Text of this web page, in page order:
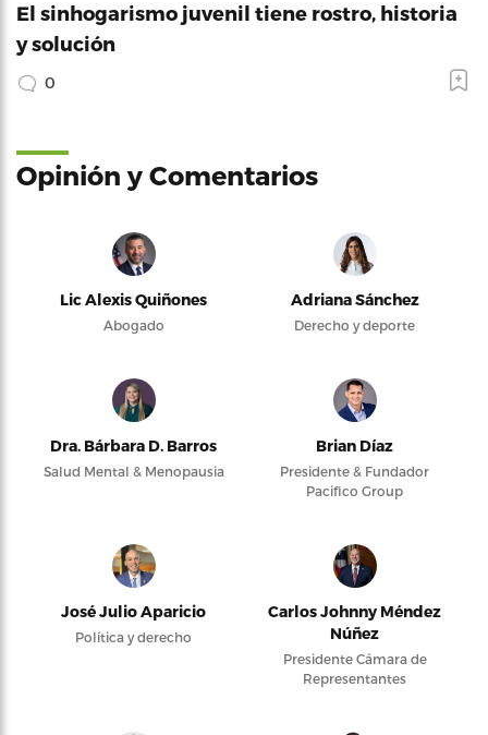
El sinhogarismo juvenil tiene rostro, historia
y solución
0
Opinión y Comentarios
Lic Alexis Quiñones
Abogado
Adriana Sánchez
Derecho y deporte
Dra. Bárbara D. Barros
Salud Mental & Menopausia
Brian Díaz
Presidente & Fundador
Pacifico Group
José Julio Aparicio
Política y derecho
Carlos Johnny Méndez
Núñez
Presidente Cámara de
Representantes